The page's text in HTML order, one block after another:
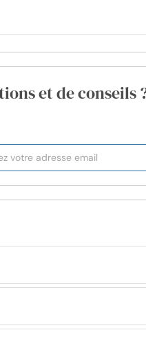
et de conseils